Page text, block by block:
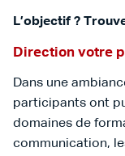
L’objectif ?
Direction votre
Dans une
participants ont
domaines de
communication,